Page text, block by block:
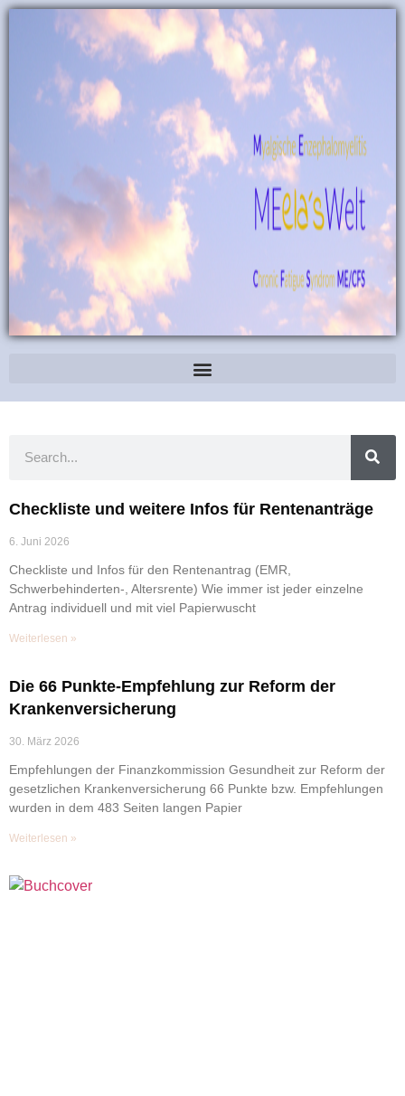
Checkliste und weitere Infos für Rentenanträge
6. Juni 2026
Checkliste und Infos für den Rentenantrag (EMR,
Schwerbehinderten-, Altersrente) Wie immer ist jeder einzelne
Antrag individuell und mit viel Papierwuscht
Weiterlesen »
Die 66 Punkte-Empfehlung zur Reform der
Krankenversicherung
30. März 2026
Empfehlungen der Finanzkommission Gesundheit zur Reform der
gesetzlichen Krankenversicherung 66 Punkte bzw. Empfehlungen
wurden in dem 483 Seiten langen Papier
Weiterlesen »